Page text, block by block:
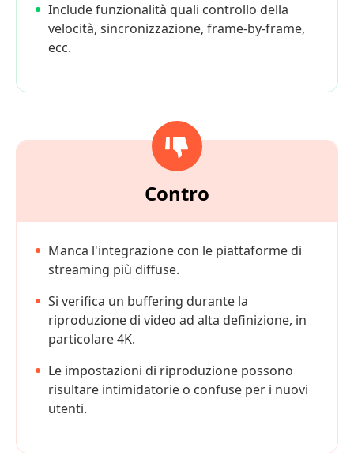
Include funzionalità quali controllo della
velocità, sincronizzazione, frame-by-frame,
ecc.
Contro
Manca l'integrazione con le piattaforme di
streaming più diffuse.
Si verifica un buffering durante la
riproduzione di video ad alta definizione, in
particolare 4K.
Le impostazioni di riproduzione possono
risultare intimidatorie o confuse per i nuovi
utenti.